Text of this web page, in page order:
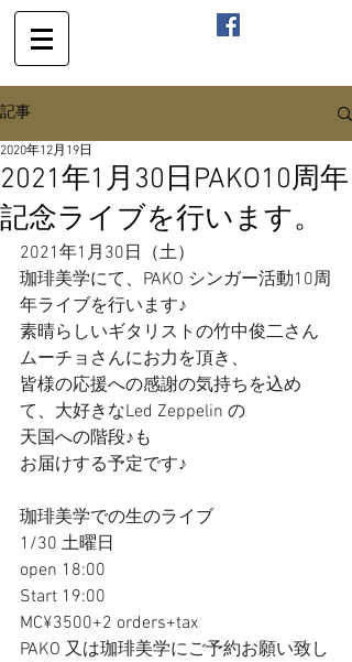
記事
2021年1月30日PAKO10周年
記念ライブを行います。
2020年12月19日
2021年1月30日（土）
珈琲美学にて、PAKO シンガー活動10周
年ライブを行います♪
素晴らしいギタリストの竹中俊二さん
ムーチョさんにお力を頂き、
皆様の応援への感謝の気持ちを込め
て、大好きなLed Zeppelin の
天国への階段♪も
お届けする予定です♪
珈琲美学での生のライブ
1/30 土曜日
open 18:00
Start 19:00
MC¥3500+2 orders+tax
PAKO 又は珈琲美学にご予約お願い致し